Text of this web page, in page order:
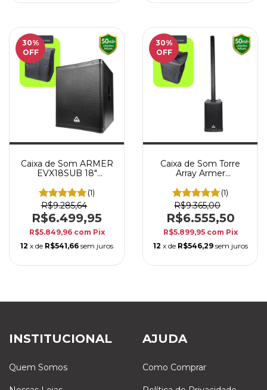
30%
OFF
Caixa de Som ARMER
EVX18SUB 18"
600W RMS
Profissional para PA
(1)
R$9.285,64
R$6.499,95
R$5.849,96 com Pix
12 x de R$541,66 sem juros
30%
OFF
Caixa de Som Torre
Array Armer
Bluetooth c/
Subwoofer 12” e DSP
(1)
R$9.365,00
R$6.555,50
R$5.899,95 com Pix
12 x de R$546,29 sem juros
INSTITUCIONAL
Quem Somos
AJUDA
Como Comprar